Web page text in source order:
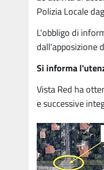
Polizia Locale
L'obbligo di
dall'apposizione
Si informa
Vista Red ha
e successive